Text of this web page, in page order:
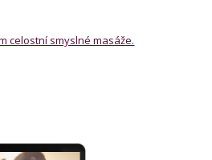
celostní smyslné masáže.